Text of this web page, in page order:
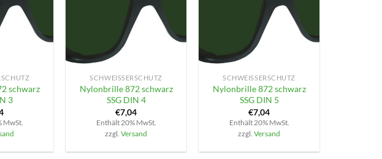
schwarz
3
MwSt.
+
SCHWEISSERSCHUTZ
Nylonbrille 872 schwarz
SSG DIN 4
€7,04
Enthält 20% MwSt.
zzgl.Versand
+
SCHWEISSERSCHUTZ
Nylonbrille 872 schwarz
SSG DIN 5
€7,04
Enthält 20% MwSt.
zzgl.Versand